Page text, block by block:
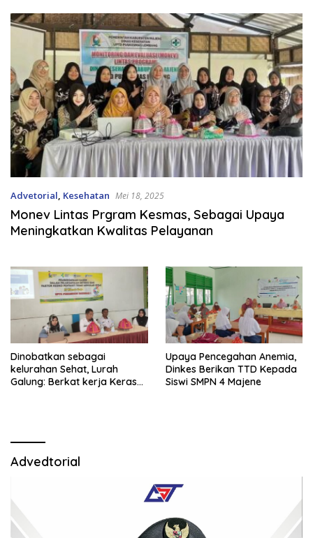
Advetorial, Kesehatan Mei 18, 2025
Monev Lintas Prgram Kesmas, Sebagai Upaya
Meningkatkan Kwalitas Pelayanan
Dinobatkan sebagai
kelurahan Sehat, Lurah
Galung: Berkat kerja Keras
Upaya Pencegahan Anemia,
Dinkes Berikan TTD Kepada
Siswi SMPN 4 Majene
Advedtorial